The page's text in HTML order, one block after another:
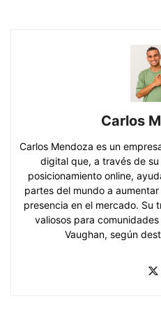
Carlos
Carlos Mendoza es un
digital que, a través de
posicionamiento online,
partes del mundo a
presencia en el mercado. Su
valiosos para
Vaughan, según